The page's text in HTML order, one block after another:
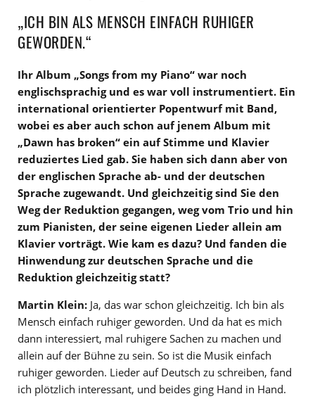
„ICH BIN ALS MENSCH EINFACH RUHIGER
GEWORDEN.“
Ihr Album „Songs from my Piano“ war noch
englischsprachig und es war voll instrumentiert. Ein
international orientierter Popentwurf mit Band,
wobei es aber auch schon auf jenem Album mit
„Dawn has broken“ ein auf Stimme und Klavier
reduziertes Lied gab. Sie haben sich dann aber von
der englischen Sprache ab- und der deutschen
Sprache zugewandt. Und gleichzeitig sind Sie den
Weg der Reduktion gegangen, weg vom Trio und hin
zum Pianisten, der seine eigenen Lieder allein am
Klavier vorträgt. Wie kam es dazu? Und fanden die
Hinwendung zur deutschen Sprache und die
Reduktion gleichzeitig statt?
Martin Klein: Ja, das war schon gleichzeitig. Ich bin als
Mensch einfach ruhiger geworden. Und da hat es mich
dann interessiert, mal ruhigere Sachen zu machen und
allein auf der Bühne zu sein. So ist die Musik einfach
ruhiger geworden. Lieder auf Deutsch zu schreiben, fand
ich plötzlich interessant, und beides ging Hand in Hand.